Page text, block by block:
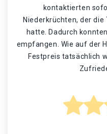
kontaktierten
Niederkrüchten, der
hatte. Dadurch
empfangen. Wie auf der
Festpreis tatsächlich